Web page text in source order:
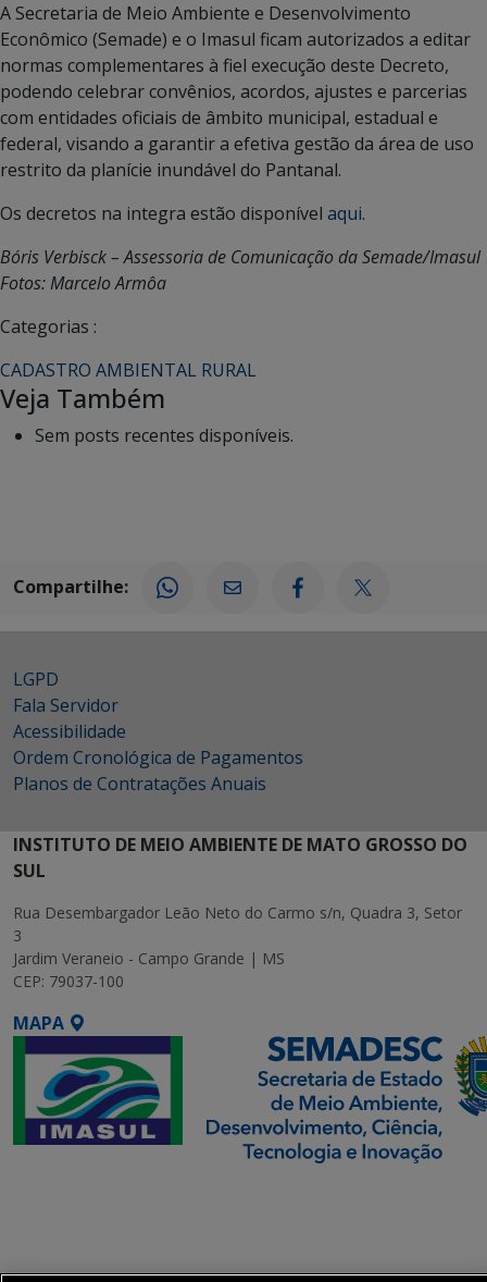
A Secretaria de Meio Ambiente e Desenvolvimento
Econômico (Semade) e o Imasul ficam autorizados a editar
normas complementares à fiel execução deste Decreto,
podendo celebrar convênios, acordos, ajustes e parcerias
com entidades oficiais de âmbito municipal, estadual e
federal, visando a garantir a efetiva gestão da área de uso
restrito da planície inundável do Pantanal.
Os decretos na integra estão disponível aqui.
Bóris Verbisck – Assessoria de Comunicação da Semade/Imasul
Fotos: Marcelo Armôa
Categorias :
CADASTRO AMBIENTAL RURAL
Veja Também
Sem posts recentes disponíveis.
Compartilhe:
LGPD
Fala Servidor
Acessibilidade
Ordem Cronológica de Pagamentos
Planos de Contratações Anuais
INSTITUTO DE MEIO AMBIENTE DE MATO GROSSO DO
SUL
Rua Desembargador Leão Neto do Carmo s/n, Quadra 3, Setor
3
Jardim Veraneio - Campo Grande | MS
CEP: 79037-100
MAPA